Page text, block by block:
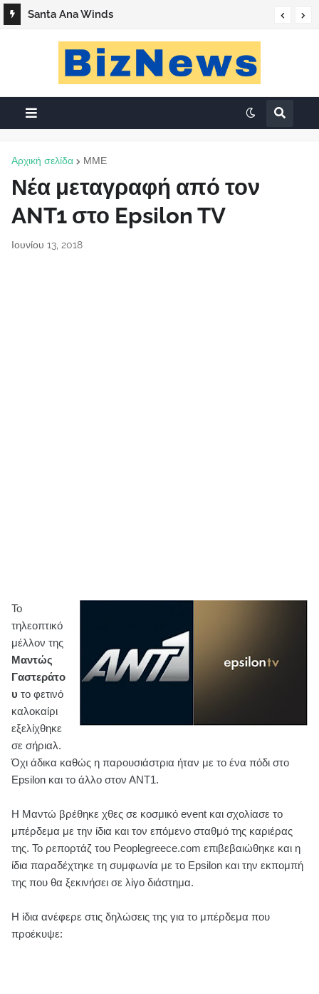
Santa Ana Winds
Αρχική σελίδα ΜΜΕ
Νέα μεταγραφή από τον
ANT1 στο Epsilon TV
Ιουνίου 13, 2018
Το
τηλεοπτικό
μέλλον της
Μαντώς
Γαστεράτο
υ το φετινό
καλοκαίρι
εξελίχθηκε
σε σήριαλ.
Όχι άδικα καθώς η παρουσιάστρια ήταν με το ένα πόδι στο
Epsilon και το άλλο στον ΑΝΤ1.
Η Μαντώ βρέθηκε χθες σε κοσμικό event και σχολίασε το
μπέρδεμα με την ίδια και τον επόμενο σταθμό της καριέρας
της. Το ρεπορτάζ του Peoplegreece.com επιβεβαιώθηκε και η
ίδια παραδέχτηκε τη συμφωνία με το Epsilon και την εκπομπή
της που θα ξεκινήσει σε λίγο διάστημα.
Η ίδια ανέφερε στις δηλώσεις της για το μπέρδεμα που
προέκυψε: